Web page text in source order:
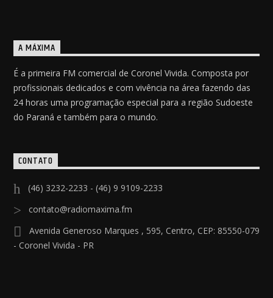
A MÁXIMA
É a primeira FM comercial de Coronel Vivida. Composta por
profissionais dedicados e com vivência na área fazendo das
24 horas uma programação especial para a região Sudoeste
do Paraná e também para o mundo.
CONTATO
(46) 3232-2233 - (46) 9 9109-2233
contato@radiomaxima.fm
Avenida Generoso Marques , 595, Centro, CEP: 85550-079
- Coronel Vivida - PR